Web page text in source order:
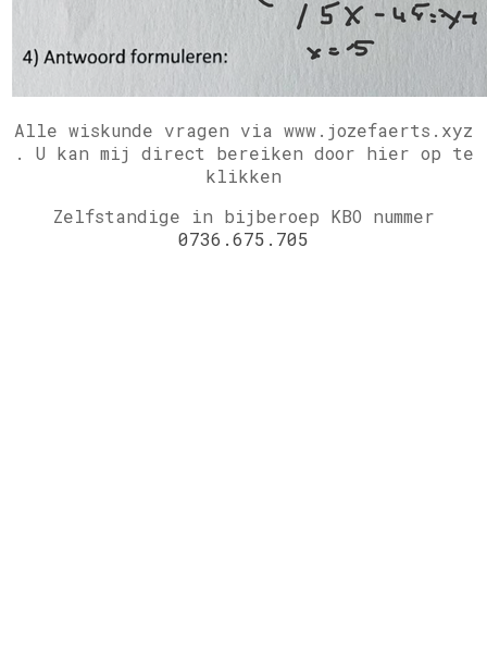
Alle wiskunde vragen via www.jozefaerts.xyz
. U kan mij direct bereiken door hier op te
klikken
Zelfstandige in bijberoep KBO nummer
0736.675.705